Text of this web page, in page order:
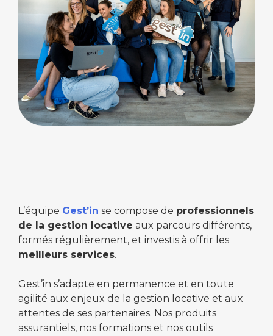
L’équipe Gest’in se compose de professionnels
de la gestion locative aux parcours différents,
formés régulièrement, et investis à offrir les
meilleurs services.
Gest’in s’adapte en permanence et en toute
agilité aux enjeux de la gestion locative et aux
attentes de ses partenaires. Nos produits
assurantiels, nos formations et nos outils